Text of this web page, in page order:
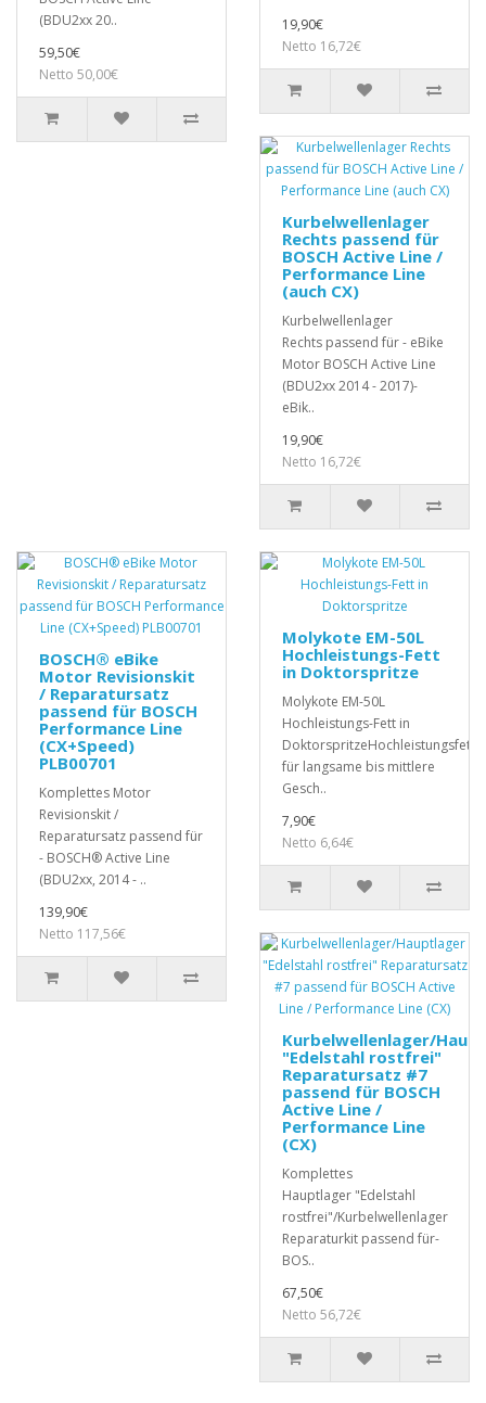
(BDU2xx 20..
59,50€
Netto 50,00€
19,90€
Netto 16,72€
Kurbelwellenlager
Rechts passend für
BOSCH Active Line /
Performance Line
(auch CX)
Kurbelwellenlager
Rechts passend für - eBike
Motor BOSCH Active Line
(BDU2xx 2014 - 2017)-
eBik..
19,90€
Netto 16,72€
BOSCH® eBike
Motor Revisionskit
/ Reparatursatz
passend für BOSCH
Performance Line
(CX+Speed)
PLB00701
Komplettes Motor
Revisionskit /
Reparatursatz passend für
- BOSCH® Active Line
(BDU2xx, 2014 - ..
139,90€
Netto 117,56€
Molykote EM-50L
Hochleistungs-Fett
in Doktorspritze
Molykote EM-50L
Hochleistungs-Fett in
DoktorspritzeHochleistungsfett
für langsame bis mittlere
Gesch..
7,90€
Netto 6,64€
Kurbelwellenlager/
"Edelstahl rostfrei"
Reparatursatz #7
passend für BOSCH
Active Line /
Performance Line
(CX)
Komplettes
Hauptlager "Edelstahl
rostfrei"/Kurbelwellenlager
Reparaturkit passend für-
BOS..
67,50€
Netto 56,72€